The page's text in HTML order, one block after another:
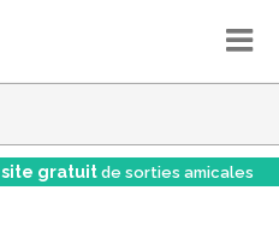
site gratuit de sorties amicales